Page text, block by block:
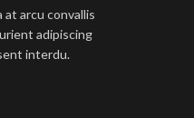
at arcu convallis
adipiscing
interdu.